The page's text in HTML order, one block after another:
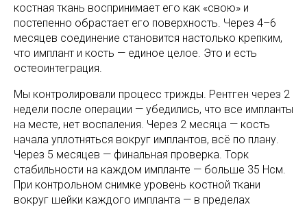
костная ткань воспринимает его как «свою» и
постепенно обрастает его поверхность. Через 4–6
месяцев соединение становится настолько крепким,
что имплант и кость — единое целое. Это и есть
остеоинтеграция.
Мы контролировали процесс трижды. Рентген через 2
недели после операции — убедились, что все импланты
на месте, нет воспаления. Через 2 месяца — кость
начала уплотняться вокруг имплантов, всё по плану.
Через 5 месяцев — финальная проверка. Торк
стабильности на каждом импланте — больше 35 Нсм.
При контрольном снимке уровень костной ткани
вокруг шейки каждого импланта — в пределах